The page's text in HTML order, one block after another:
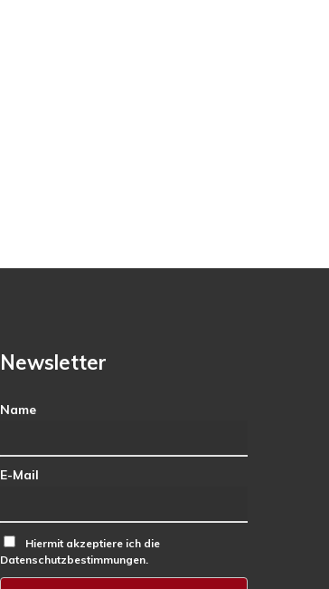
Newsletter
Name
E-Mail
Hiermit akzeptiere ich die
Datenschutzbestimmungen.